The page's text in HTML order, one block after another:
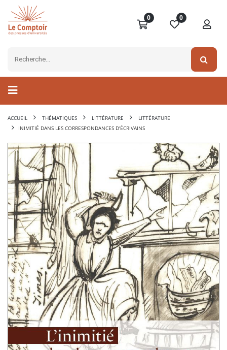
0 0
ACCUEIL THÉMATIQUES LITTÉRATURE
LITTÉRATURE
INIMITIÉ DANS LES CORRESPONDANCES D'ÉCRIVAINS